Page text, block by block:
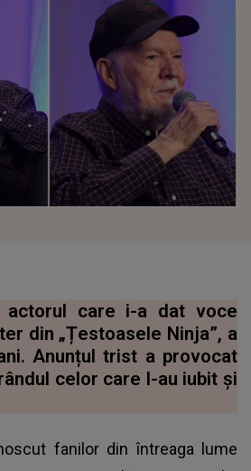
actorul care i-a dat voce
din „Țestoasele Ninja”, a
Anunțul trist a provocat
celor care l-au iubit și
fanilor din întreaga lume